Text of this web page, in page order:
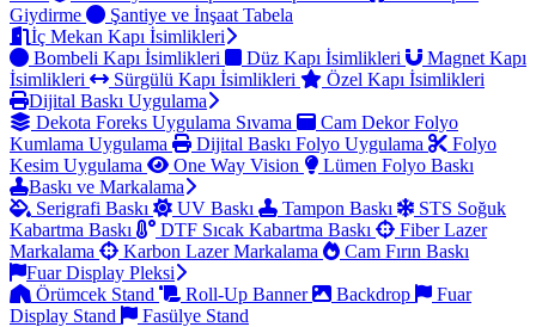
Giydirme
Şantiye ve İnşaat Tabela
İç Mekan Kapı İsimlikleri
Bombeli Kapı İsimlikleri
Düz Kapı İsimlikleri
Magnet Kapı
İsimlikleri
Sürgülü Kapı İsimlikleri
Özel Kapı İsimlikleri
Dijital Baskı Uygulama
Dekota Foreks Uygulama Sıvama
Cam Dekor Folyo
Kumlama Uygulama
Dijital Baskı Folyo Uygulama
Folyo
Kesim Uygulama
One Way Vision
Lümen Folyo Baskı
Baskı ve Markalama
Serigrafi Baskı
UV Baskı Tampon Baskı
STS Soğuk
Kabartma Baskı
DTF Sıcak Kabartma Baskı
Fiber Lazer
Markalama
Karbon Lazer Markalama
Cam Fırın Baskı
Fuar Display Pleksi
Örümcek Stand
Roll-Up Banner Backdrop
Fuar
Display Stand
Fasülye Stand